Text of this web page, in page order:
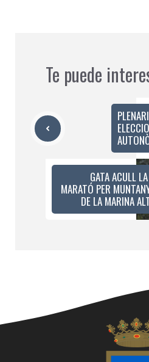
Te puede
GATA ACULL
MARATÓ PER
DE LA MARINA